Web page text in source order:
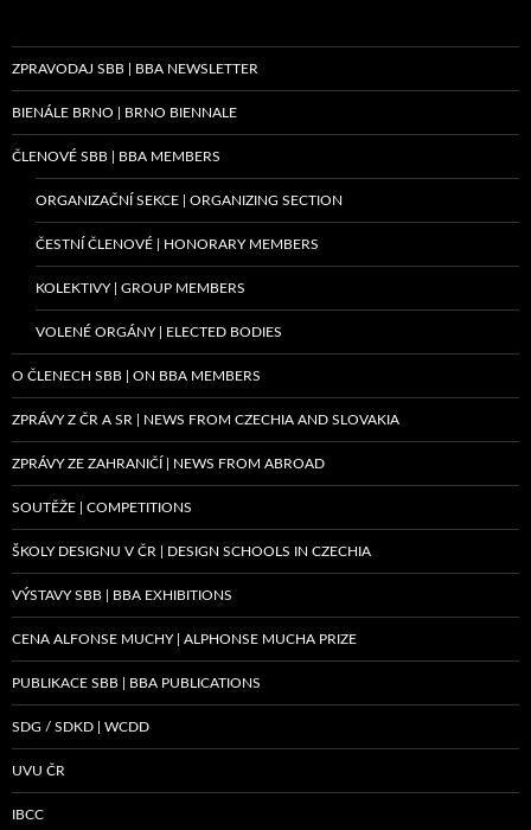
ZPRAVODAJ SBB | BBA NEWSLETTER
BIENÁLE BRNO | BRNO BIENNALE
ČLENOVÉ SBB | BBA MEMBERS
ORGANIZAČNÍ SEKCE | ORGANIZING SECTION
ČESTNÍ ČLENOVÉ | HONORARY MEMBERS
KOLEKTIVY | GROUP MEMBERS
VOLENÉ ORGÁNY | ELECTED BODIES
O ČLENECH SBB | ON BBA MEMBERS
ZPRÁVY Z ČR A SR | NEWS FROM CZECHIA AND SLOVAKIA
ZPRÁVY ZE ZAHRANIČÍ | NEWS FROM ABROAD
SOUTĚŽE | COMPETITIONS
ŠKOLY DESIGNU V ČR | DESIGN SCHOOLS IN CZECHIA
VÝSTAVY SBB | BBA EXHIBITIONS
CENA ALFONSE MUCHY | ALPHONSE MUCHA PRIZE
PUBLIKACE SBB | BBA PUBLICATIONS
SDG / SDKD | WCDD
UVU ČR
IBCC